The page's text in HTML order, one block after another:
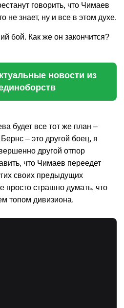
говорить, что Чимаев
не знает, ну и все в этом духе.
бой. Как же он закончится?
новости из
будет все тот же план –
– это другой боец, я
другой отпор
что Чимаев переедет
своих предыдущих
просто страшно думать, что
топом дивизиона.